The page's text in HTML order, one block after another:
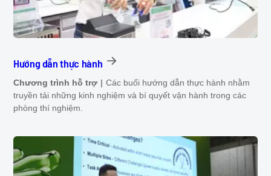
Hướng dẫn thực hành
Chương trình hỗ trợ
Các buổi hướng dẫn thực hành nhằm
truyền tải những kinh nghiệm và bí quyết vận hành trong các
phòng thí nghiệm.